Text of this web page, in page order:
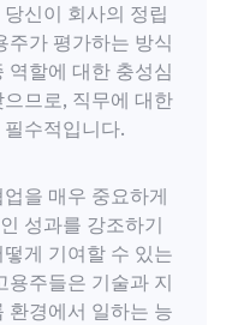
신이 회사의 정립
주가 평가하는 방식
역할에 대한 충성심
므로, 직무에 대한
수적입니다.
을 매우 중요하게
성과를 강조하기
게 기여할 수 있는
용주들은 기술과 지
환경에서 일하는 능